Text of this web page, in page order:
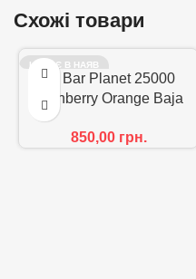
Схожі товари
НЕМАЄ В НАЯВ
НОСТІ
Elf Bar Planet 25000
Cranberry Orange Baja
850,00 грн.